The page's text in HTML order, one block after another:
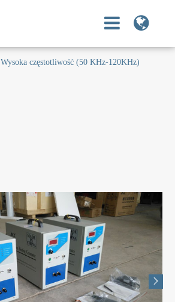
Wysoka częstotliwość (50 KHz-120KHz)
